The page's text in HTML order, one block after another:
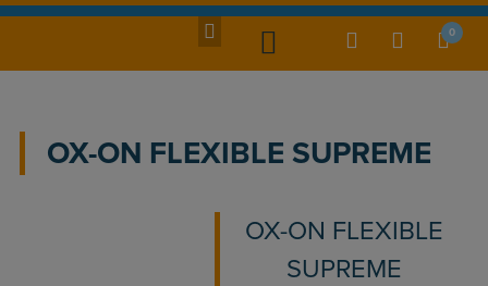
Hop
0
OX-ON FLEXIBLE SUPREME
OX-ON FLEXIBLE
SUPREME